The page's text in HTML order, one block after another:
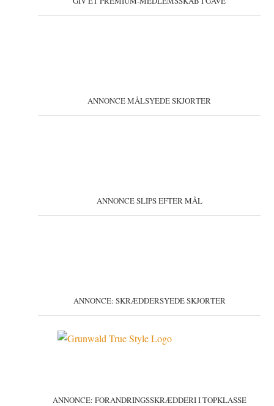
ANNONCE MÅLSYEDE SKJORTER
ANNONCE SLIPS EFTER MÅL
ANNONCE: SKRÆDDERSYEDE SKJORTER
ANNONCE: FORANDRINGSSKRÆDDERI I TOPKLASSE